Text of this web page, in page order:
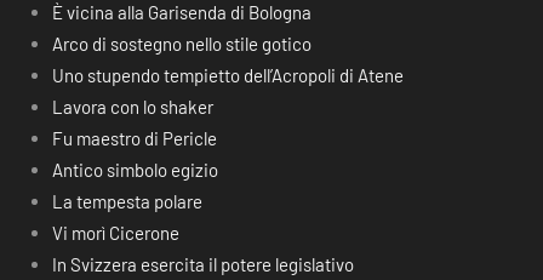
È vicina alla Garisenda di Bologna
Arco di sostegno nello stile gotico
Uno stupendo tempietto dell’Acropoli di Atene
Lavora con lo shaker
Fu maestro di Pericle
Antico simbolo egizio
La tempesta polare
Vi morì Cicerone
In Svizzera esercita il potere legislativo